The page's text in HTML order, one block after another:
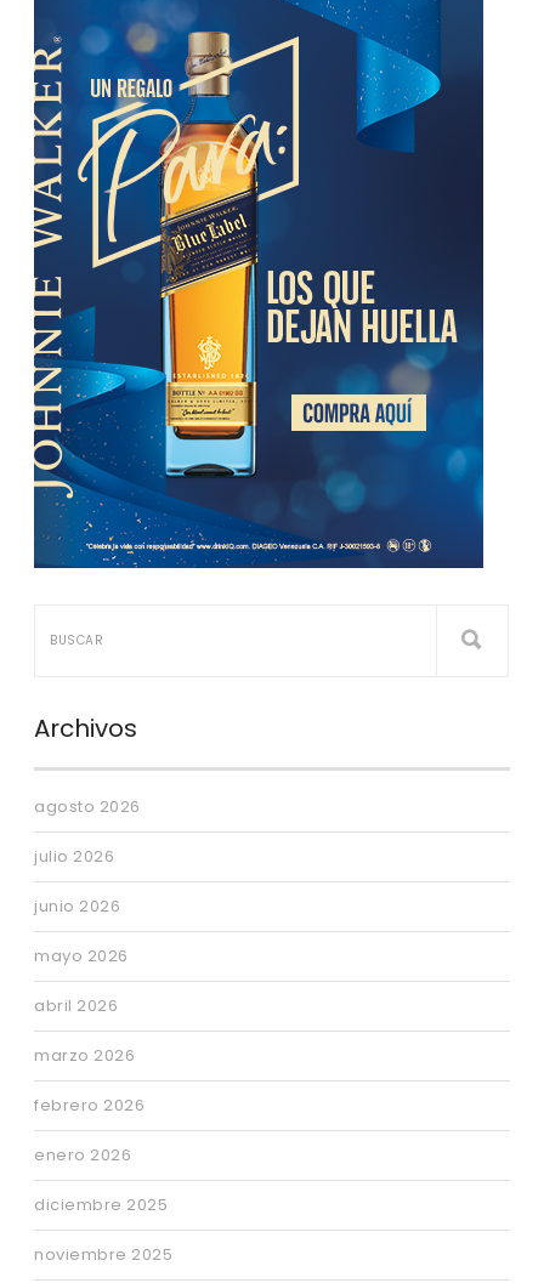
Archivos
agosto 2026
julio 2026
junio 2026
mayo 2026
abril 2026
marzo 2026
febrero 2026
enero 2026
diciembre 2025
noviembre 2025